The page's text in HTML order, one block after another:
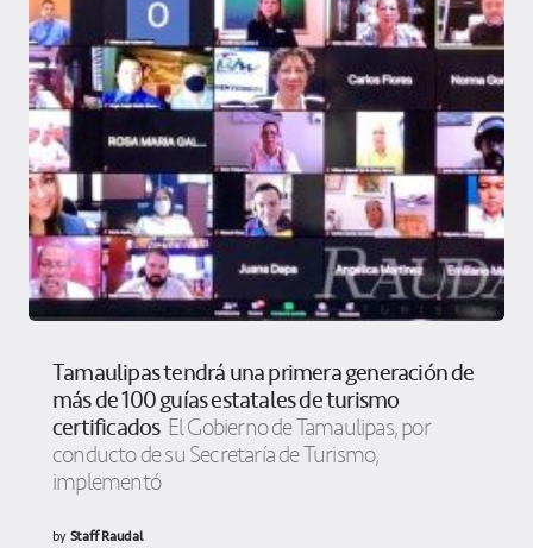
Tamaulipas tendrá una primera generación de
más de 100 guías estatales de turismo
certificados El Gobierno de Tamaulipas, por
conducto de su Secretaría de Turismo,
implementó
byStaff Raudal